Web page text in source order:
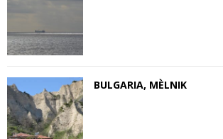
BULGARIA, MЀLNIK